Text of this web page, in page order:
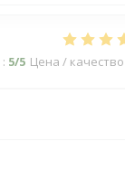
: 5/5 Цена / качество